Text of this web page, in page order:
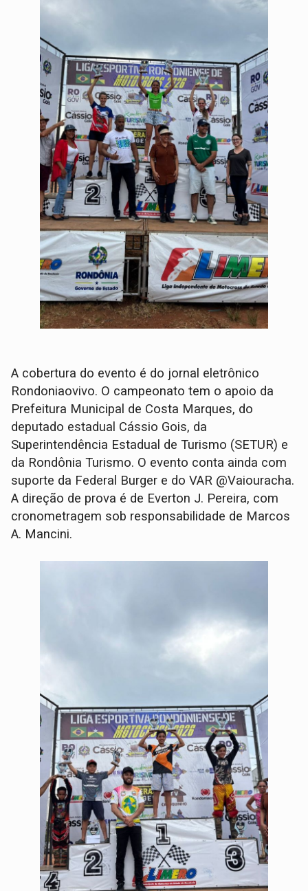
A cobertura do evento é do jornal eletrônico
Rondoniaovivo. O campeonato tem o apoio da
Prefeitura Municipal de Costa Marques, do
deputado estadual Cássio Gois, da
Superintendência Estadual de Turismo (SETUR) e
da Rondônia Turismo. O evento conta ainda com
suporte da Federal Burger e do VAR @Vaiouracha.
A direção de prova é de Everton J. Pereira, com
cronometragem sob responsabilidade de Marcos
A. Mancini.